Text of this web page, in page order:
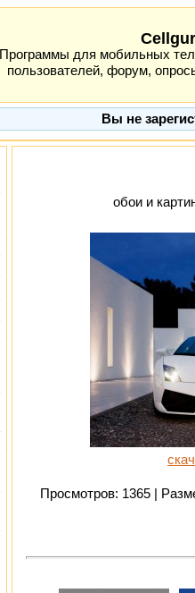
Программы для мобильных
пользователей, форум,
Вы не
обои и
Просмотров: 1365 |